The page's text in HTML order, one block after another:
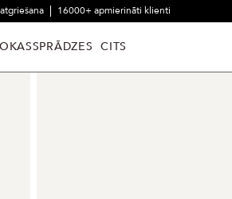
16000+ apmierināti klienti
CITS